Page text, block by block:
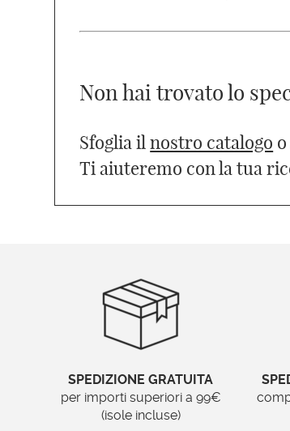
Non hai trovato lo
Sfoglia ilnostro catalogo
Ti aiuteremo con la tua
SPEDIZIONE GRATUITA
per importi superiori a 99€
(isole incluse)